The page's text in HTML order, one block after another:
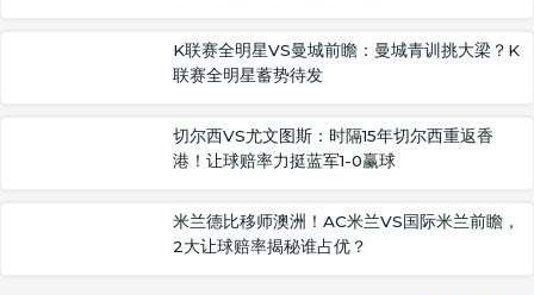
K联赛全明星VS曼城前瞻：曼城青训挑大梁？K
联赛全明星蓄势待发
切尔西VS尤文图斯：时隔15年切尔西重返香
港！让球赔率力挺蓝军1-0赢球
米兰德比移师澳洲！AC米兰VS国际米兰前瞻，
2大让球赔率揭秘谁占优？